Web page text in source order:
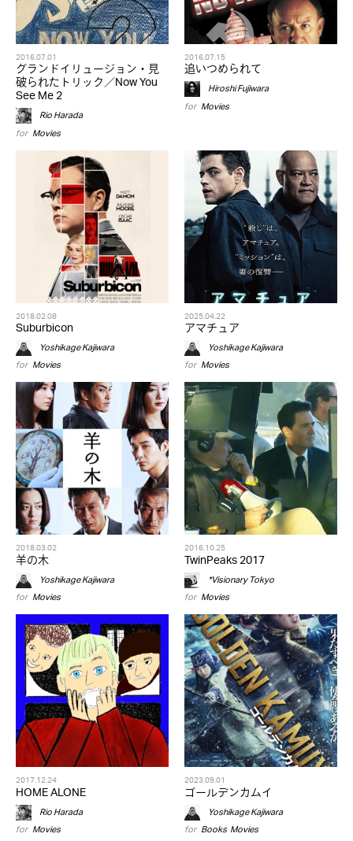
2016.07.01
グランドイリュージョン・見
破られたトリック／Now You
See Me 2
Rio Harada
for Movies
2016.07.15
追いつめられて
Hiroshi Fujiwara
for Movies
2018.02.08
Suburbicon
Yoshikage Kajiwara
for Movies
2025.04.22
アマチュア
Yoshikage Kajiwara
for Movies
2018.03.02
羊の木
Yoshikage Kajiwara
for Movies
2016.10.25
TwinPeaks 2017
*Visionary Tokyo
for Movies
2017.12.24
HOME ALONE
Rio Harada
for Movies
2023.09.01
ゴールデンカムイ
Yoshikage Kajiwara
for Books,Movies